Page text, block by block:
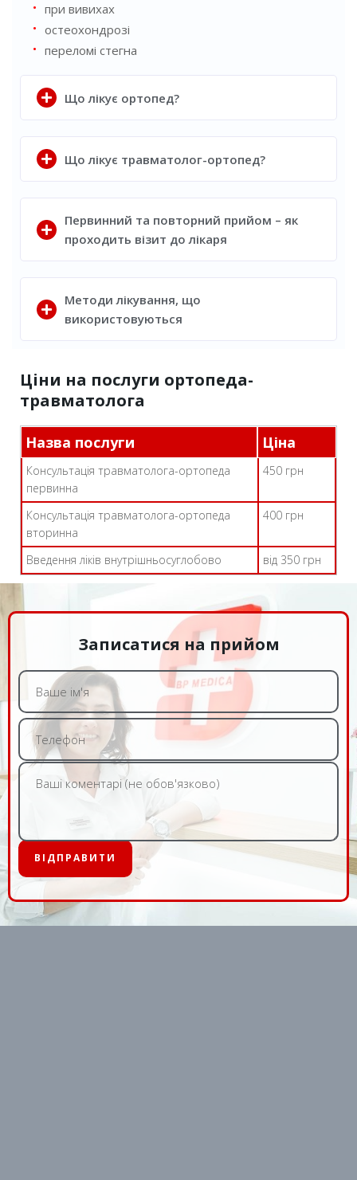
при вивихах
остеохондрозі
переломі стегна
Що лікує ортопед?
Що лікує травматолог-ортопед?
Первинний та повторний прийом – як
проходить візит до лікаря
Методи лікування, що
використовуються
Ціни на послуги ортопеда-
травматолога
Назва послуги Ціна
Консультація травматолога-ортопеда
первинна
450 грн
Консультація травматолога-ортопеда
вторинна
400 грн
Введення ліків внутрішньосуглобово від 350 грн
Записатися на прийом